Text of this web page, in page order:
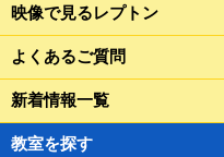
映像で見るレプトン
よくあるご質問
新着情報一覧
教室を探す